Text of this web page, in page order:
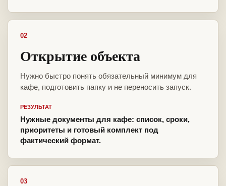
02
Открытие объекта
Нужно быстро понять обязательный минимум для
кафе, подготовить папку и не переносить запуск.
РЕЗУЛЬТАТ
Нужные документы для кафе: список, сроки,
приоритеты и готовый комплект под
фактический формат.
03